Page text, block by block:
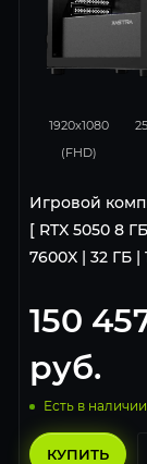
1920x1080
(FHD)
Игровой
[ RTX 5050 8
7600X | 32 ГБ |
150
руб.
Есть в наличии
КУПИТЬ